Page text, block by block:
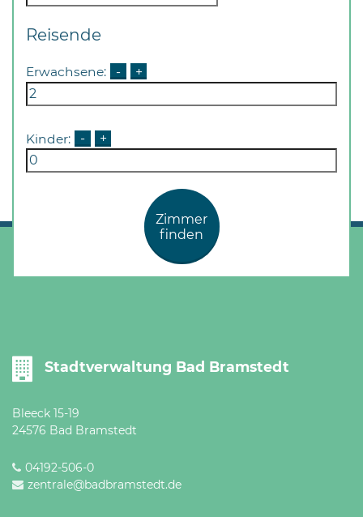
nach
Vereinbarung.
Reisende
Erwachsene: - +
Kinder: - +
Zimmer
finden
Stadtverwaltung Bad Bramstedt
Bleeck 15-19
24576 Bad Bramstedt
04192-506-0
zentrale@badbramstedt.de